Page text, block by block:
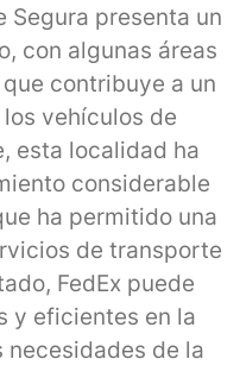
Segura presenta un
con algunas áreas
contribuye a un
vehículos de
esta localidad ha
considerable
ha permitido una
de transporte
FedEx puede
y eficientes en la
necesidades de la